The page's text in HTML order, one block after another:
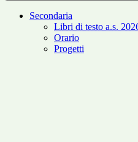
Secondaria
Libri di testo a.s.
Orario
Progetti